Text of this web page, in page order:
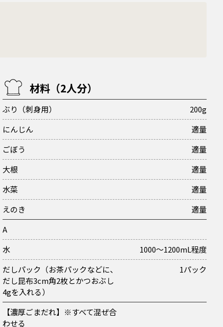
材料（2人分）
ぶり（刺身用）
200g
にんじん
適量
ごぼう
適量
大根
適量
水菜
適量
えのき
適量
A
水
1000～1200mL程度
だしパック（お茶パックなどに、
だし昆布3cm角2枚とかつおぶし
4gを入れる）
1パック
【濃厚ごまだれ】※すべて混ぜ合
わせる